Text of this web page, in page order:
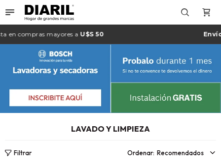

compras mayores aU$S 50 Envío
LAVADO Y LIMPIEZA
Recomendados